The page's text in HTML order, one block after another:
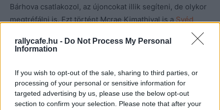
rallycafe.hu - Do Not Process My Personal
Information
If you wish to opt-out of the sale, sharing to third parties, or
processing of your personal or sensitive information for
targeted advertising by us, please use the below opt-out
section to confirm your selection. Please note that after your
Bárhova csatlakozol, az újoncokat illik segíteni, de olykor
megtréfálni is. Ezt történt Mcrae Kimathival is aSvéd
your milk@mcrae_kimathi?
😂@Craig_Breen’s reaction